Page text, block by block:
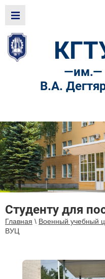
—им.—
В.А.
Студенту для
Главная \ Военный учебный
ВУЦ